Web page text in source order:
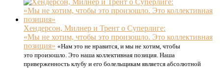
Хендерсон, Милнер и Трент о Суперлиге:
«Мы не хотим, чтобы это произошло. Это коллективная
позиция» «Нам это не нравится, и мы не хотим, чтобы
это произошло. Это наша коллективная позиция. Наша
приверженность клубу и его болельщикам является абсолютной